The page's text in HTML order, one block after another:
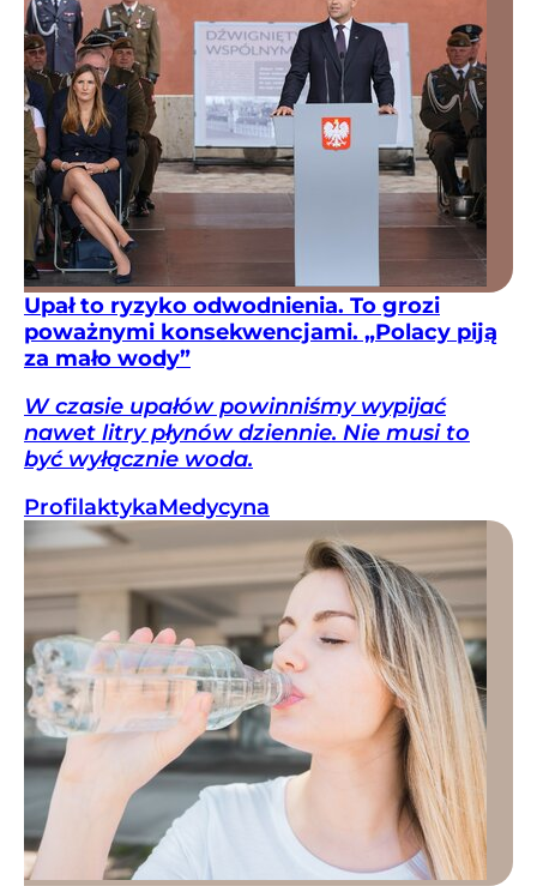
Upał to ryzyko odwodnienia. To grozi
poważnymi konsekwencjami. „Polacy piją
za mało wody”
W czasie upałów powinniśmy wypijać
nawet litry płynów dziennie. Nie musi to
być wyłącznie woda.
ProfilaktykaMedycyna